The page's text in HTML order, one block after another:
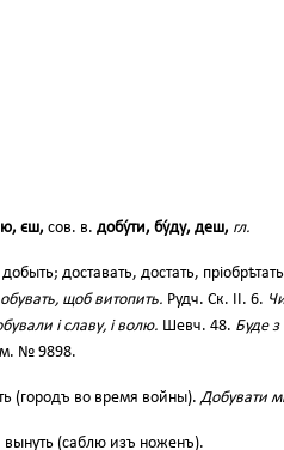
єш, сов. в. добу́ти, бу́ду, деш, гл.
доставать, достать,
щоб витопить. Рудч. Ск. II. 6.
і славу, і волю. Шевч. 48. Буде з
№ 9898.
(городъ во время войны).Добувати
(саблю изъ ноженъ).